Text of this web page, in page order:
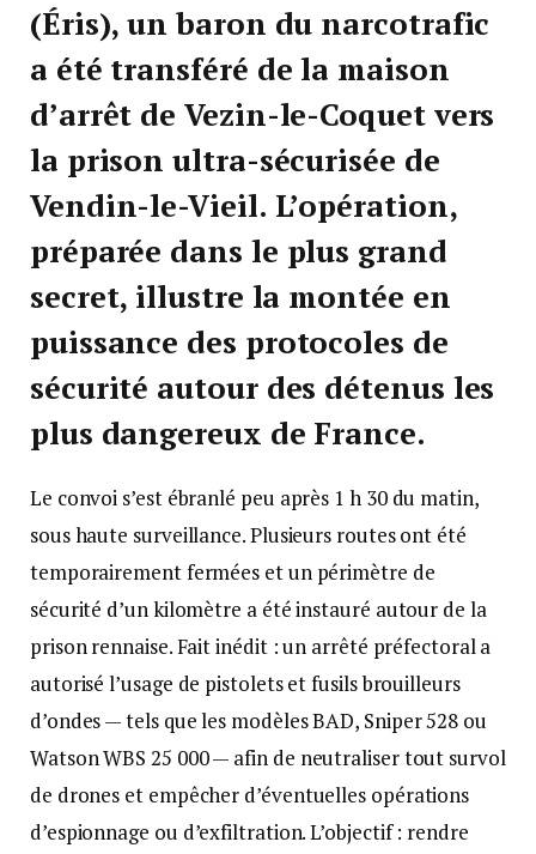
(Éris), un baron du narcotrafic
a été transféré de la maison
d’arrêt de Vezin-le-Coquet vers
la prison ultra-sécurisée de
Vendin-le-Vieil. L’opération,
préparée dans le plus grand
secret, illustre la montée en
puissance des protocoles de
sécurité autour des détenus les
plus dangereux de France.
Le convoi s’est ébranlé peu après 1 h 30 du matin,
sous haute surveillance. Plusieurs routes ont été
temporairement fermées et un périmètre de
sécurité d’un kilomètre a été instauré autour de la
prison rennaise. Fait inédit : un arrêté préfectoral a
autorisé l’usage de pistolets et fusils brouilleurs
d’ondes — tels que les modèles BAD, Sniper 528 ou
Watson WBS 25 000 — afin de neutraliser tout survol
de drones et empêcher d’éventuelles opérations
d’espionnage ou d’exfiltration. L’objectif : rendre